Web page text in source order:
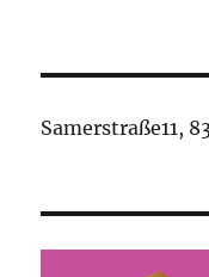
Samerstraße11,